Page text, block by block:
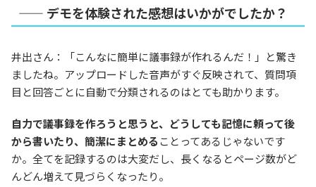
—— デモを体験された感想はいかがでしたか？
井出さん：「こんなに簡単に議事録が作れるんだ！」と驚き
ましたね。アップロードした音声がすぐ反映されて、質問項
目と回答ごとに自動で分類されるのはとても助かります。
自力で議事録を作ろうと思うと、どうしても記憶に頼って後
から書いたり、簡潔にまとめることってあるじゃないです
か。全てを記録するのは大変だし、長くなるとページ数がど
んどん増えて見づらくなったり。